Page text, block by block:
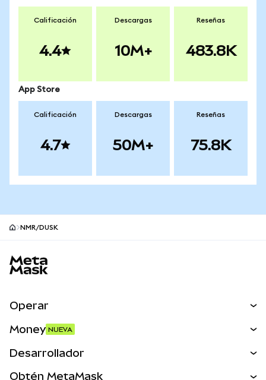
Calificación
4.4
Descargas
10M+
Reseñas
483.8K
App Store
Calificación
4.7
Descargas
50M+
Reseñas
75.8K
NMR/DUSK
Operar
Money NUEVA
Desarrollador
Obtén MetaMask